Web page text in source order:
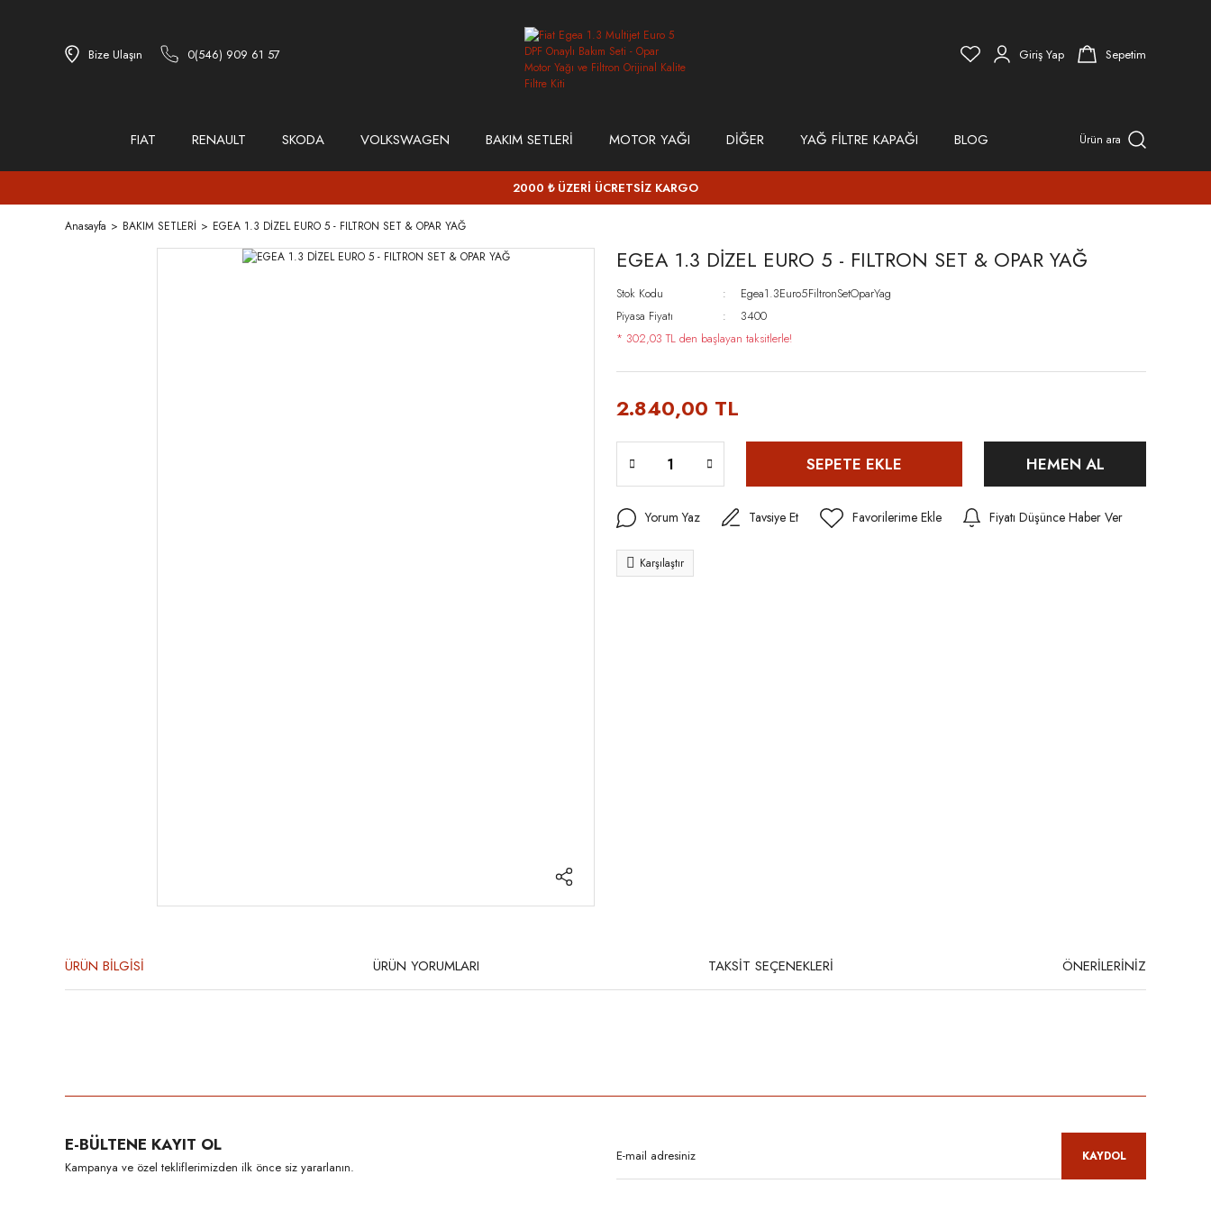
Bize Ulaşın 0(546) 909 61 57 Giriş Yap Sepetim
FIAT RENAULT SKODA VOLKSWAGEN BAKIM SETLERİ MOTOR YAĞI DİĞER YAĞ FİLTRE KAPAĞI BLOG Ürün ara
2000 ₺ ÜZERİ ÜCRETSİZ KARGO
Anasayfa BAKIM SETLERİ EGEA 1.3 DİZEL EURO 5 - FILTRON SET & OPAR YAĞ
EGEA 1.3 DİZEL EURO 5 - FILTRON SET & OPAR YAĞ
Stok Kodu
Egea1.3Euro5FiltronSetOparYag
Piyasa Fiyatı
3400
* 302,03 TL den başlayan taksitlerle!
2.840,00 TL
SEPETE EKLE HEMEN AL
Yorum Yaz Tavsiye Et Fiyatı Düşünce Haber Ver
Karşılaştır
ÜRÜN BİLGİSİ ÜRÜN YORUMLARI TAKSİT SEÇENEKLERİ ÖNERİLERİNİZ
Ürün açıklamasında eksik bilgiler bulunuyor.
Ürün bilgilerinde hatalar bulunuyor.
E-BÜLTENE KAYIT OL
Kampanya ve özel tekliflerimizden ilk önce siz yararlanın.
KAYDOL